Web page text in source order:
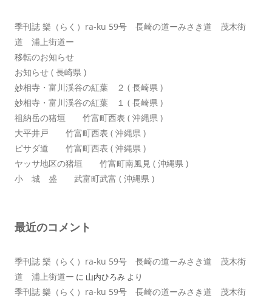
季刊誌 樂（らく）ra-ku 59号 長崎の道ーみさき道 茂木街
道 浦上街道ー
移転のお知らせ
お知らせ ( 長崎県 )
妙相寺・富川渓谷の紅葉 ２ ( 長崎県 )
妙相寺・富川渓谷の紅葉 １ ( 長崎県 )
祖納岳の猪垣 竹富町西表 ( 沖縄県 )
大平井戸 竹富町西表 ( 沖縄県 )
ピサダ道 竹富町西表 ( 沖縄県 )
ヤッサ地区の猪垣 竹富町南風見 ( 沖縄県 )
小 城 盛 武富町武富 ( 沖縄県 )
最近のコメント
季刊誌 樂（らく）ra-ku 59号 長崎の道ーみさき道 茂木街
道 浦上街道ー に 山内ひろみ より
季刊誌 樂（らく）ra-ku 59号 長崎の道ーみさき道 茂木街